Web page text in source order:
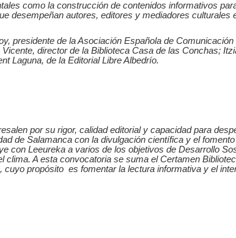
como la construcción de contenidos informativos
desempeñan autores, editores y mediadores
presidente de la Asociación Española de
director de la Biblioteca Casa de las Conchas;
Laguna, de la Editorial Libre Albedrío.
por su rigor, calidad editorial y capacidad para
de Salamanca con la divulgación científica y el
con Leeureka a varios de los objetivos de Desarrollo
clima. A esta convocatoria se suma el Certamen
propósito es fomentar la lectura informativa y el